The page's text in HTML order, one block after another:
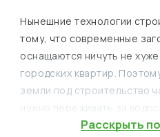
Нынешние технологии
тому, что современные
оснащаются ничуть не
городских квартир.
земли под строительство
нужно переживать за
утилизацию стоков. Ведь
Расскрыть